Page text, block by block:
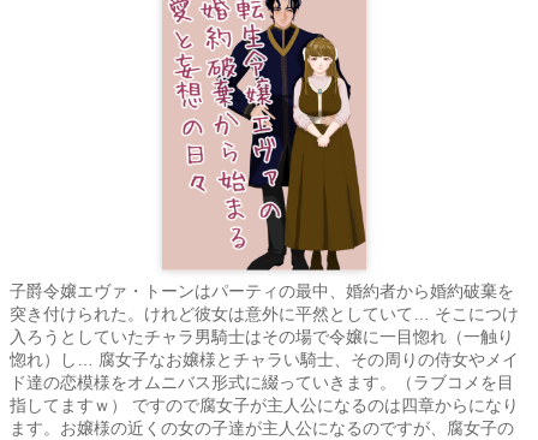
子爵令嬢エヴァ・トーンはパーティの最中、婚約者から婚約破棄を
突き付けられた。けれど彼女は意外に平然としていて… そこにつけ
入ろうとしていたチャラ男騎士はその場で令嬢に一目惚れ（一触り
惚れ）し… 腐女子なお嬢様とチャラい騎士、その周りの侍女やメイ
ド達の恋模様をオムニバス形式に綴っていきます。（ラブコメを目
指してますｗ） ですので腐女子が主人公になるのは四章からになり
ます。お嬢様の近くの女の子達が主人公になるのですが、腐女子の